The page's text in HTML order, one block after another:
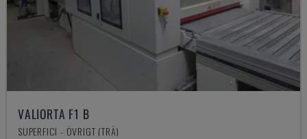
VALIORTA F1 B
SUPERFICI - ÖVRIGT (TRÄ)